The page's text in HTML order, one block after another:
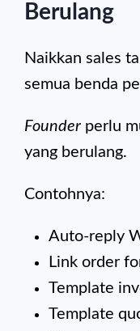
Berulang
Naikkan sales
semua benda
Founder perlu
yang berulang.
Contohnya:
Auto-reply
Link order
Template
Template